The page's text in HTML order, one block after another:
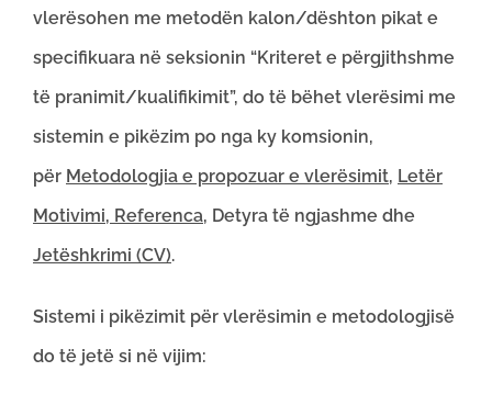
vlerësohen me metodën kalon/dështon pikat e
specifikuara në seksionin “Kriteret e përgjithshme
të pranimit/kualifikimit”, do të bëhet vlerësimi me
sistemin e pikëzim po nga ky komsionin,
për Metodologjia e propozuar e vlerësimit, Letër
Motivimi, Referenca, Detyra të ngjashme dhe
Jetëshkrimi (CV).
Sistemi i pikëzimit për vlerësimin e metodologjisë
do të jetë si në vijim: